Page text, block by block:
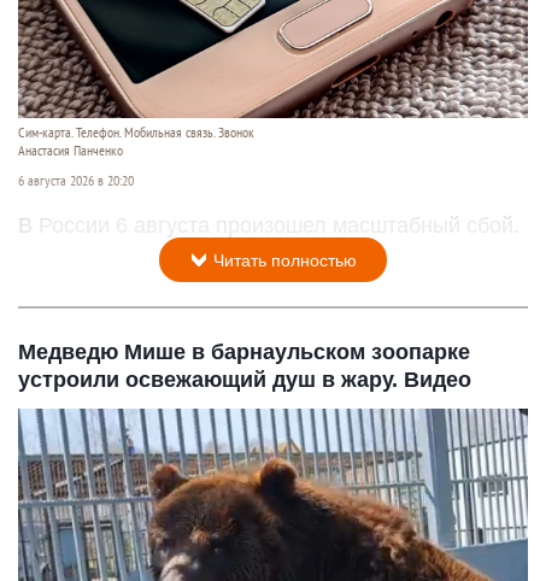
Сим-карта. Телефон. Мобильная связь. Звонок
Анастасия Панченко
6 августа 2026 в 20:20
В России 6 августа произошел масштабный сбой.
Читать полностью
Медведю Мише в барнаульском зоопарке
устроили освежающий душ в жару. Видео